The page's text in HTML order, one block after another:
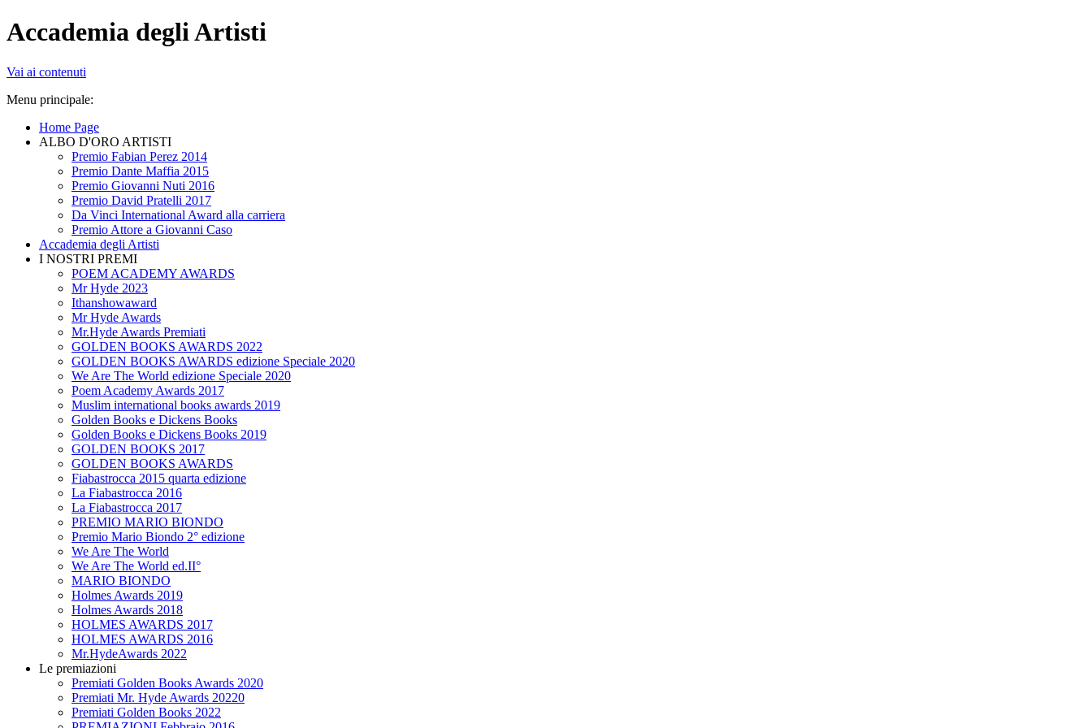
Accademia degli Artisti
Vai ai contenuti
Menu principale:
Home Page
ALBO D'ORO ARTISTI
Premio Fabian Perez 2014
Premio Dante Maffia 2015
Premio Giovanni Nuti 2016
Premio David Pratelli 2017
Da Vinci International Award alla carriera
Premio Attore a Giovanni Caso
Accademia degli Artisti
I NOSTRI PREMI
POEM ACADEMY AWARDS
Mr Hyde 2023
Ithanshowaward
Mr Hyde Awards
Mr.Hyde Awards Premiati
GOLDEN BOOKS AWARDS 2022
GOLDEN BOOKS AWARDS edizione Speciale 2020
We Are The World edizione Speciale 2020
Poem Academy Awards 2017
Muslim international books awards 2019
Golden Books e Dickens Books
Golden Books e Dickens Books 2019
GOLDEN BOOKS 2017
GOLDEN BOOKS AWARDS
Fiabastrocca 2015 quarta edizione
La Fiabastrocca 2016
La Fiabastrocca 2017
PREMIO MARIO BIONDO
Premio Mario Biondo 2° edizione
We Are The World
We Are The World ed.II°
MARIO BIONDO
Holmes Awards 2019
Holmes Awards 2018
HOLMES AWARDS 2017
HOLMES AWARDS 2016
Mr.HydeAwards 2022
Le premiazioni
Premiati Golden Books Awards 2020
Premiati Mr. Hyde Awards 20220
Premiati Golden Books 2022